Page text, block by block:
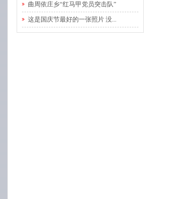
曲周依庄乡“红马甲党员突击队”
这是国庆节最好的一张照片 没...